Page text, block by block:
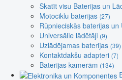
Skatīt visu Baterijas un
Motociklu baterijas (27)
Rūpnieciskās baterijas un
Universālie lādētāji (9)
Uzlādējamas baterijas (39)
Kontaktdakšu adapteri (7)
Baterijas kamerām (134)